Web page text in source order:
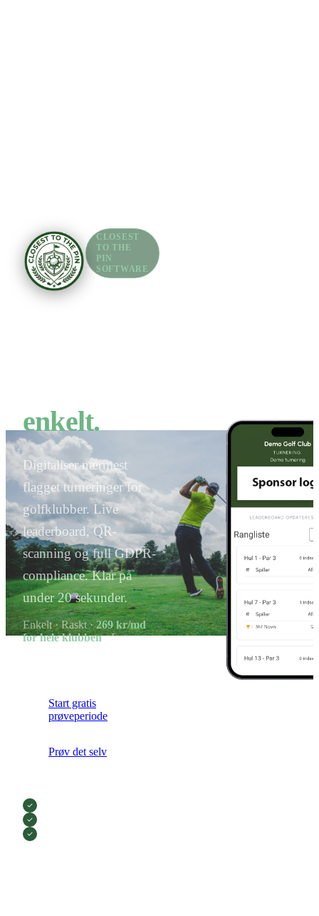
CLOSEST
TO THE
PIN
SOFTWARE
enkelt.
Digitaliser nærmest
flagget turneringer for
golfklubber. Live
leaderboard, QR-
scanning og full GDPR-
compliance. Klar på
under 20 sekunder.
Enkelt · Raskt ·269 kr/md
for hele klubben· Ingen
Start gratis
prøveperiode
Prøv det selv